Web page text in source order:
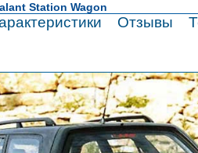
Station Wagon
Отзывы